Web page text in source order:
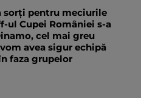
sorți pentru meciurile
ul Cupei României s-a
cel mai greu
avea sigur echipă
faza grupelor